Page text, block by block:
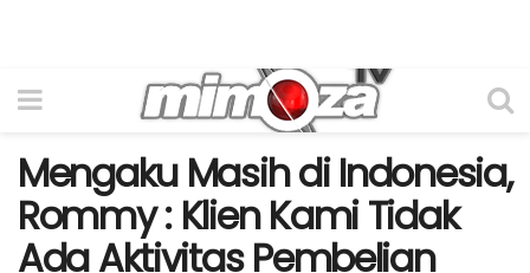
Mengaku Masih di Indonesia,
Rommy : Klien Kami Tidak
Ada Aktivitas Pembelian